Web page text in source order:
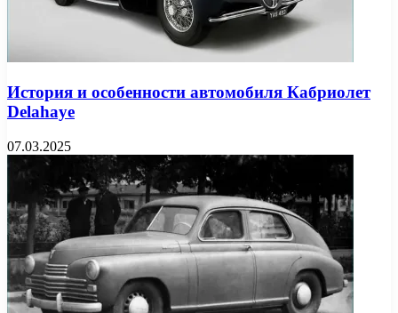
История и особенности автомобиля Кабриолет
Delahaye
07.03.2025